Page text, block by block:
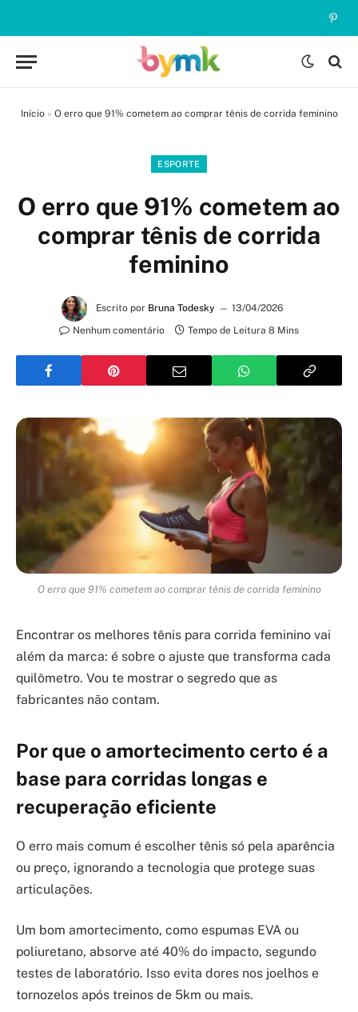
Início» O erro que 91% cometem ao comprar tênis de corrida feminino
ESPORTE
O erro que 91% cometem ao
comprar tênis de corrida
feminino
Escrito por Bruna Todesky
13/04/2026
Nenhum comentário
Tempo de Leitura 8 Mins
O erro que 91% cometem ao comprar tênis de corrida feminino
Encontrar os melhores tênis para corrida feminino vai
além da marca: é sobre o ajuste que transforma cada
quilômetro. Vou te mostrar o segredo que as
fabricantes não contam.
Por que o amortecimento certo é a
base para corridas longas e
recuperação eficiente
O erro mais comum é escolher tênis só pela aparência
ou preço, ignorando a tecnologia que protege suas
articulações.
Um bom amortecimento, como espumas EVA ou
poliuretano, absorve até 40% do impacto, segundo
testes de laboratório. Isso evita dores nos joelhos e
tornozelos após treinos de 5km ou mais.